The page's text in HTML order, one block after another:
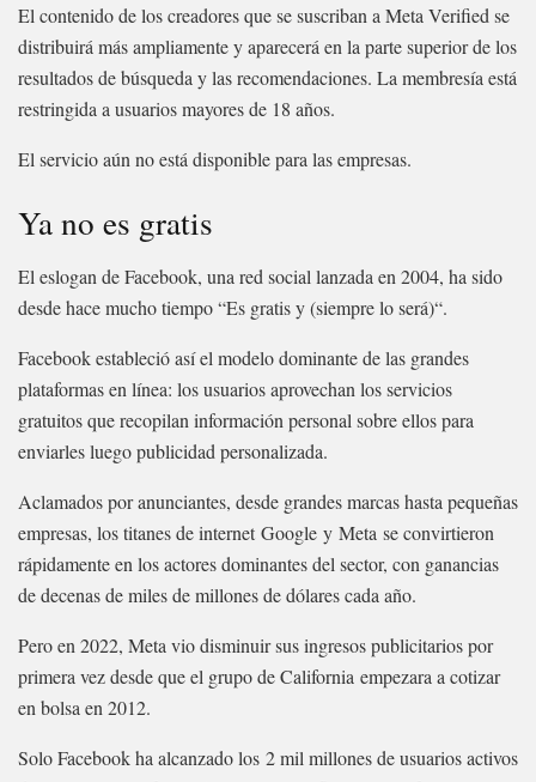
El contenido de los creadores que se suscriban a Meta Verified se
distribuirá más ampliamente y aparecerá en la parte superior de los
resultados de búsqueda y las recomendaciones. La membresía está
restringida a usuarios mayores de 18 años.
El servicio aún no está disponible para las empresas.
Ya no es gratis
El eslogan de Facebook, una red social lanzada en 2004, ha sido
desde hace mucho tiempo “Es gratis y (siempre lo será)“.
Facebook estableció así el modelo dominante de las grandes
plataformas en línea: los usuarios aprovechan los servicios
gratuitos que recopilan información personal sobre ellos para
enviarles luego publicidad personalizada.
Aclamados por anunciantes, desde grandes marcas hasta pequeñas
empresas, los titanes de internet Google y Meta se convirtieron
rápidamente en los actores dominantes del sector, con ganancias
de decenas de miles de millones de dólares cada año.
Pero en 2022, Meta vio disminuir sus ingresos publicitarios por
primera vez desde que el grupo de California empezara a cotizar
en bolsa en 2012.
Solo Facebook ha alcanzado los 2 mil millones de usuarios activos